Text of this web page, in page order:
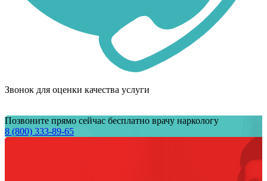
Звонок для оценки качества услуги
Позвоните прямо сейчас бесплатно врачу наркологу
8 (800) 333-89-65